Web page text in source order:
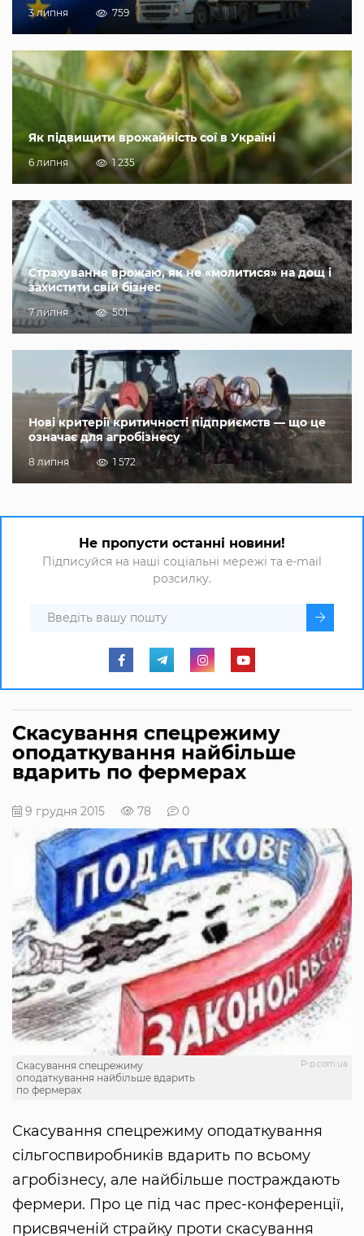
3 липня 759
Як підвищити врожайність сої в Україні
6 липня 1 235
Страхування врожаю, як не «молитися» на дощ і
захистити свій бізнес
7 липня 501
Нові критерії критичності підприємств — що це
означає для агробізнесу
8 липня 1 572
Не пропусти останні новини!
Підписуйся на наші соціальні мережі та e-mail
розсилку.
Скасування спецрежиму
оподаткування найбільше
вдарить по фермерах
9 грудня 2015 78 0
Р-p.com.ua
Скасування спецрежиму
оподаткування найбільше вдарить
по фермерах
Скасування спецрежиму оподаткування
сільгоспвиробників вдарить по всьому
агробізнесу, але найбільше постраждають
фермери. Про це під час прес-конференції,
присвяченій страйку проти скасування